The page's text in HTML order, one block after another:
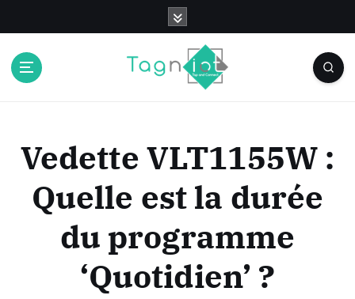
Vedette VLT1155W :
Quelle est la durée
du programme
‘Quotidien’ ?